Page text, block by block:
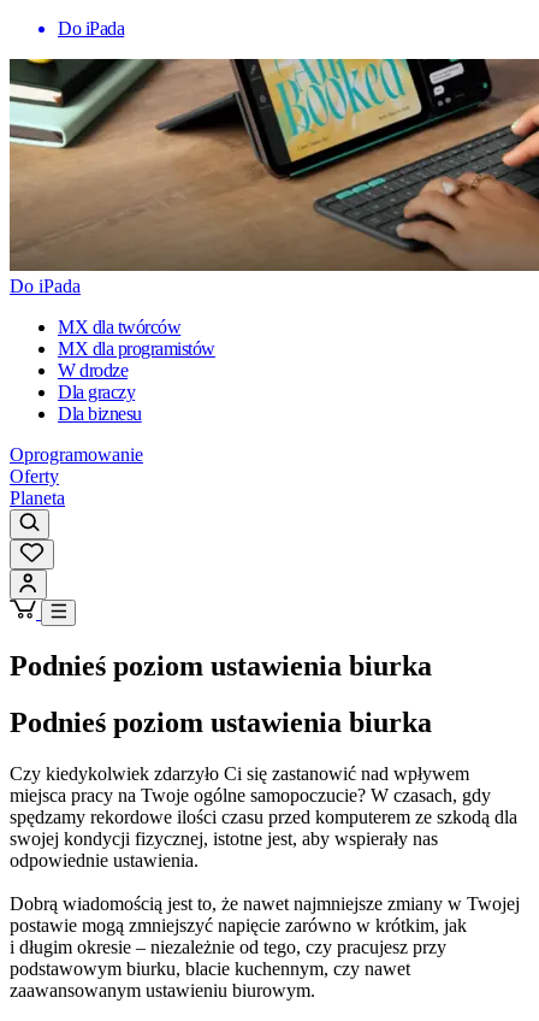
Do iPada
Do iPada
MX dla twórców
MX dla programistów
W drodze
Dla graczy
Dla biznesu
Oprogramowanie
Oferty
Planeta
Podnieś poziom ustawienia biurka
Podnieś poziom ustawienia biurka
Czy kiedykolwiek zdarzyło Ci się zastanowić nad wpływem
miejsca pracy na Twoje ogólne samopoczucie? W czasach, gdy
spędzamy rekordowe ilości czasu przed komputerem ze szkodą dla
swojej kondycji fizycznej, istotne jest, aby wspierały nas
odpowiednie ustawienia.
Dobrą wiadomością jest to, że nawet najmniejsze zmiany w Twojej
postawie mogą zmniejszyć napięcie zarówno w krótkim, jak
i długim okresie – niezależnie od tego, czy pracujesz przy
podstawowym biurku, blacie kuchennym, czy nawet
zaawansowanym ustawieniu biurowym.